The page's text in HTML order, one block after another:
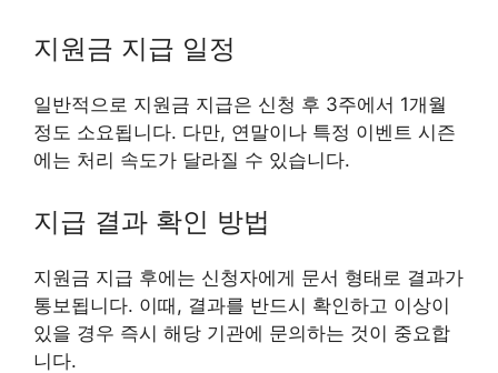
지원금 지급 일정
일반적으로 지원금 지급은 신청 후 3주에서 1개월
정도 소요됩니다. 다만, 연말이나 특정 이벤트 시즌
에는 처리 속도가 달라질 수 있습니다.
지급 결과 확인 방법
지원금 지급 후에는 신청자에게 문서 형태로 결과가
통보됩니다. 이때, 결과를 반드시 확인하고 이상이
있을 경우 즉시 해당 기관에 문의하는 것이 중요합
니다.